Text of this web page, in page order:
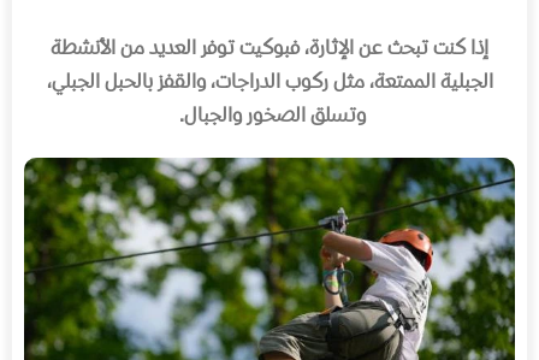
إذا كنت تبحث عن الإثارة، فبوكيت توفر العديد من الأنشطة
الجبلية الممتعة، مثل ركوب الدراجات، والقفز بالحبل الجبلي،
وتسلق الصخور والجبال.